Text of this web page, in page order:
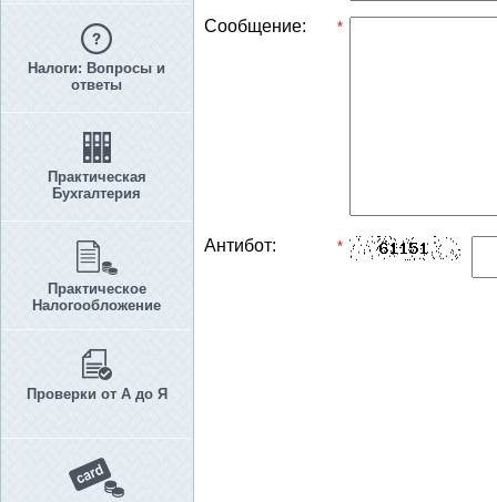
Налоги: Вопросы и
ответы
Практическая
Бухгалтерия
Практическое
Налогообложение
Проверки от А до Я
Сообщение: *
Антибот: *